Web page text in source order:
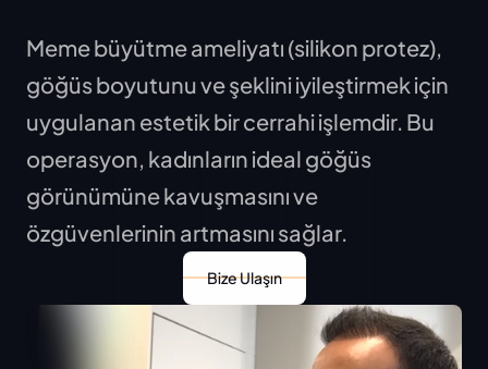
Ameliyatı
Meme büyütme ameliyatı (silikon protez),
göğüs boyutunu ve şeklini iyileştirmek için
uygulanan estetik bir cerrahi işlemdir. Bu
operasyon, kadınların ideal göğüs
görünümüne kavuşmasını ve
özgüvenlerinin artmasını sağlar.
Bize Ulaşın